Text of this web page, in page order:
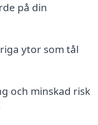
på din
ytor som tål
och minskad risk